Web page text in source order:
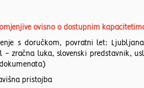
ovisno o dostupnim
s doručkom, povratni let:
zračna luka, slovenski predstavnik,
pristojba